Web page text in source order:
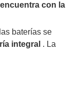
con la
baterías se
integral . La